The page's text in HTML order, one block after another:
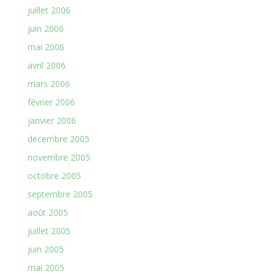
juillet 2006
juin 2006
mai 2006
avril 2006
mars 2006
février 2006
janvier 2006
décembre 2005
novembre 2005
octobre 2005
septembre 2005
août 2005
juillet 2005
juin 2005
mai 2005